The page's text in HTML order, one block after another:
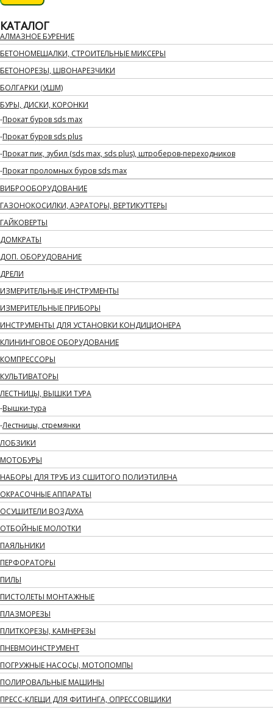
КАТАЛОГ
АЛМАЗНОЕ БУРЕНИЕ
БЕТОНОМЕШАЛКИ, СТРОИТЕЛЬНЫЕ МИКСЕРЫ
БЕТОНОРЕЗЫ, ШВОНАРЕЗЧИКИ
БОЛГАРКИ (УШМ)
БУРЫ, ДИСКИ, КОРОНКИ
Прокат буров sds max
Прокат буров sds plus
Прокат пик, зубил (sds max, sds plus), штроберов-переходников
Прокат проломных буров sds max
ВИБРООБОРУДОВАНИЕ
ГАЗОНОКОСИЛКИ, АЭРАТОРЫ, ВЕРТИКУТТЕРЫ
ГАЙКОВЕРТЫ
ДОМКРАТЫ
ДОП. ОБОРУДОВАНИЕ
ДРЕЛИ
ИЗМЕРИТЕЛЬНЫЕ ИНСТРУМЕНТЫ
ИЗМЕРИТЕЛЬНЫЕ ПРИБОРЫ
ИНСТРУМЕНТЫ ДЛЯ УСТАНОВКИ КОНДИЦИОНЕРА
КЛИНИНГОВОЕ ОБОРУДОВАНИЕ
КОМПРЕССОРЫ
КУЛЬТИВАТОРЫ
ЛЕСТНИЦЫ, ВЫШКИ ТУРА
Вышки-тура
Лестницы, стремянки
ЛОБЗИКИ
МОТОБУРЫ
НАБОРЫ ДЛЯ ТРУБ ИЗ СШИТОГО ПОЛИЭТИЛЕНА
ОКРАСОЧНЫЕ АППАРАТЫ
ОСУШИТЕЛИ ВОЗДУХА
ОТБОЙНЫЕ МОЛОТКИ
ПАЯЛЬНИКИ
ПЕРФОРАТОРЫ
ПИЛЫ
ПИСТОЛЕТЫ МОНТАЖНЫЕ
ПЛАЗМОРЕЗЫ
ПЛИТКОРЕЗЫ, КАМНЕРЕЗЫ
ПНЕВМОИНСТРУМЕНТ
ПОГРУЖНЫЕ НАСОСЫ, МОТОПОМПЫ
ПОЛИРОВАЛЬНЫЕ МАШИНЫ
ПРЕСС-КЛЕЩИ ДЛЯ ФИТИНГА, ОПРЕССОВЩИКИ